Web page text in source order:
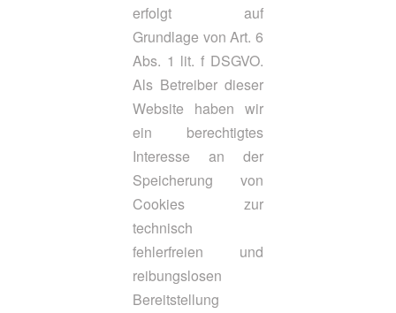
erfolgt auf
Grundlage von Art. 6
Abs. 1 lit. f DSGVO.
Als Betreiber dieser
Website haben wir
ein berechtigtes
Interesse an der
Speicherung von
Cookies zur
technisch
fehlerfreien und
reibungslosen
Bereitstellung